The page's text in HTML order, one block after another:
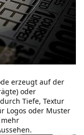
erzeugt auf der
oder
Tiefe, Textur
Logos oder Muster